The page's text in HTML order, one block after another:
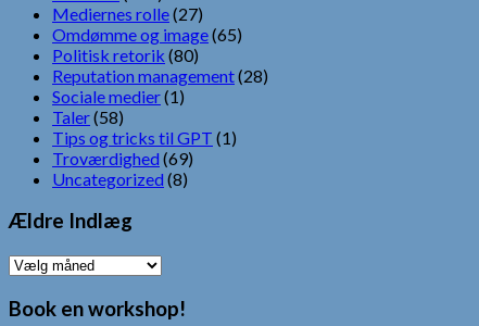
Mediernes rolle(27)
Omdømme og image(65)
Politisk retorik (80)
Reputation management(28)
Sociale medier(1)
Taler(58)
Tips og tricks til GPT (1)
Troværdighed (69)
Uncategorized (8)
Ældre Indlæg
Ældre
Indlæg
Book en workshop!